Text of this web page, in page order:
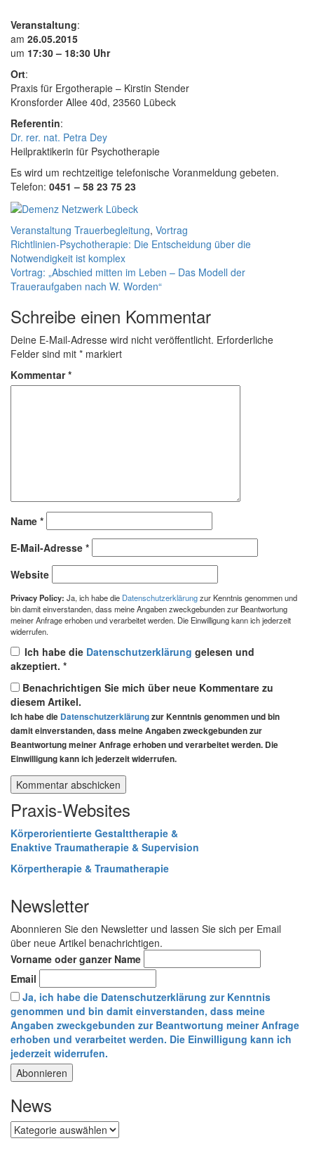
Veranstaltung:
am 26.05.2015
um 17:30 – 18:30 Uhr
Ort:
Praxis für Ergotherapie – Kirstin Stender
Kronsforder Allee 40d, 23560 Lübeck
Referentin:
Dr. rer. nat. Petra Dey
Heilpraktikerin für Psychotherapie
Es wird um rechtzeitige telefonische Voranmeldung gebeten.
Telefon: 0451 – 58 23 75 23
Veranstaltung Trauerbegleitung, Vortrag
Beitragsnavigation
Richtlinien-Psychotherapie: Die Entscheidung über die
Notwendigkeit ist komplex
Vortrag: „Abschied mitten im Leben – Das Modell der
Traueraufgaben nach W. Worden“
Schreibe einen Kommentar
Deine E-Mail-Adresse wird nicht veröffentlicht. Erforderliche
Felder sind mit * markiert
Kommentar*
Name *
E-Mail-Adresse *
Website
Privacy Policy: Ja, ich habe die Datenschutzerklärungzur Kenntnis genommen und
bin damit einverstanden, dass meine Angaben zweckgebunden zur Beantwortung
meiner Anfrage erhoben und verarbeitet werden. Die Einwilligung kann ich jederzeit
widerrufen.
Ich habe die Datenschutzerklärung gelesen und
akzeptiert. *
Benachrichtigen Sie mich über neue Kommentare zu
diesem Artikel.
Ich habe die Datenschutzerklärungzur Kenntnis genommen und bin
damit einverstanden, dass meine Angaben zweckgebunden zur
Beantwortung meiner Anfrage erhoben und verarbeitet werden. Die
Einwilligung kann ich jederzeit widerrufen.
Praxis-Websites
Körperorientierte Gestalttherapie &
Enaktive Traumatherapie & Supervision
Körpertherapie & Traumatherapie
Newsletter
Abonnieren Sie den Newsletter und lassen Sie sich per Email
über neue Artikel benachrichtigen.
Vorname oder ganzer Name
Email
Ja, ich habe die Datenschutzerklärung zur Kenntnis
genommen und bin damit einverstanden, dass meine
Angaben zweckgebunden zur Beantwortung meiner Anfrage
erhoben und verarbeitet werden. Die Einwilligung kann ich
jederzeit widerrufen.
News
News